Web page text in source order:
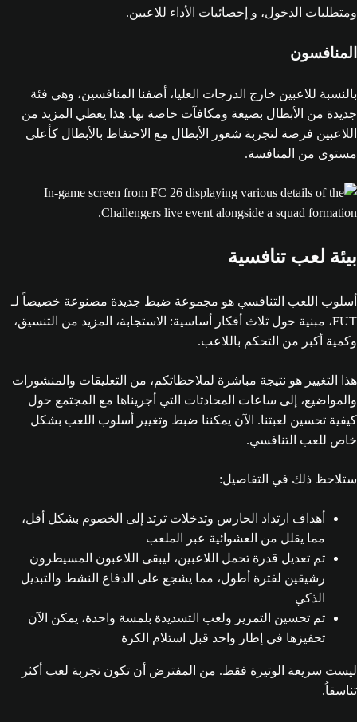
المنافسون
بالنسبة للاعبين خارج الدرجات العليا، أضفنا المنافسين، وهي فئة
جديدة من الأبطال بصيغة ومكافآت خاصة بها. هذا يعطي المزيد من
اللاعبين فرصة لتجربة شعور الأبطال مع الاحتفاظ بالأبطال كأعلى
مستوى من المنافسة.
بيئة لعب تنافسية
أسلوب اللعب التنافسي هو مجموعة ضبط جديدة مصنوعة خصيصاً لـ
FUT، مبنية حول ثلاث أفكار أساسية: الاستجابة، المزيد من التنسيق،
وكمية أكبر من التحكم باللاعب.
هذا التغيير هو نتيجة مباشرة لملاحظاتكم، من التعليقات والمنشورات
والمواضيع، إلى ساعات المحادثات التي أجريناها مع المجتمع حول
كيفية تحسين لعبتنا. الآن يمكننا ضبط وتغيير أسلوب اللعب بشكل
خاص للعب التنافسي.
ستلاحظ ذلك في التفاصيل:
أهداف ارتداد الحارس وتدخلات ترتد إلى الخصوم بشكل أقل،
مما يقلل من العشوائية عبر الملعب
تم تعديل قدرة تحمل اللاعبين، ليبقى اللاعبون المسيطرون
رشيقين لفترة أطول، مما يشجع على الدفاع النشط والتبديل
الذكي
تم تحسين التمرير ولعب التسديدة بلمسة واحدة، يمكن الآن
تحفيزها في إطار واحد قبل استلام الكرة
ليست سريعة الوتيرة فقط. من المفترض أن تكون تجربة لعب أكثر
تناسقاُ.